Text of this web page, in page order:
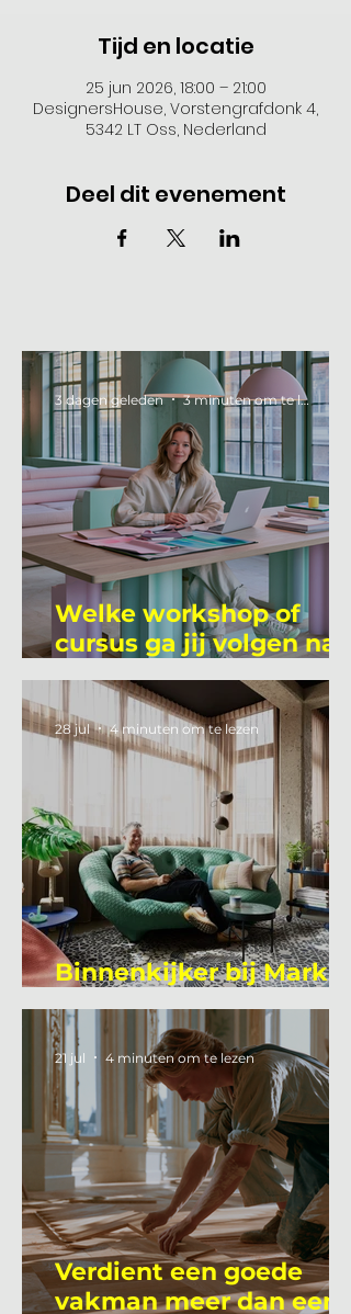
Tijd en locatie
25 jun 2026, 18:00 – 21:00
DesignersHouse, Vorstengrafdonk 4,
5342 LT Oss, Nederland
Deel dit evenement
Welke workshop of
cursus ga jij volgen na
je vakantie?
3 dagen geleden 3 minuten om te lezen
Binnenkijker bij Mark
Mutsaers
28 jul 4 minuten om te lezen
Verdient een goede
vakman meer dan een
21 jul 4 minuten om te lezen